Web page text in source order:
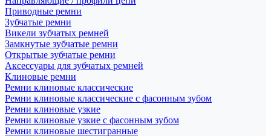
Приводные ремни
Зубчатые ремни
Викели зубчатых ремней
Замкнутые зубчатые ремни
Открытые зубчатые ремни
Аксессуары для зубчатых ремней
Клиновые ремни
Ремни клиновые классические
Ремни клиновые классические с фасонным зубом
Ремни клиновые узкие
Ремни клиновые узкие с фасонным зубом
Ремни клиновые шестигранные